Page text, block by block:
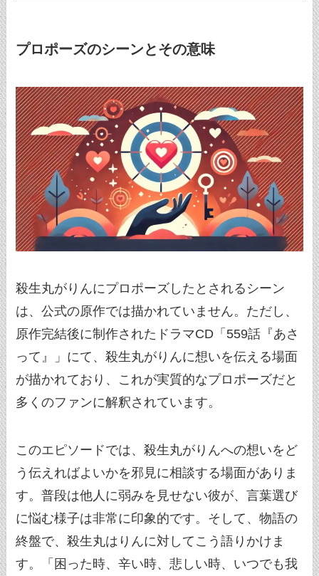
プロポーズのシーンとその意味
殺生丸がりんにプロポーズしたとされるシーン
は、公式の原作では描かれていません。ただし、
原作完結後に制作されたドラマCD「559話『あさ
って』」にて、殺生丸がりんに想いを伝える場面
が描かれており、これが実質的なプロポーズだと
多くのファンに解釈されています。
このエピソードでは、殺生丸がりんへの想いをど
う伝えればよいかを邪見に相談する場面がありま
す。普段は他人に弱みを見せない彼が、言葉選び
に悩む様子は非常に印象的です。そして、物語の
終盤で、殺生丸はりんに対してこう語りかけま
す。「困った時、辛い時、悲しい時、いつでも我